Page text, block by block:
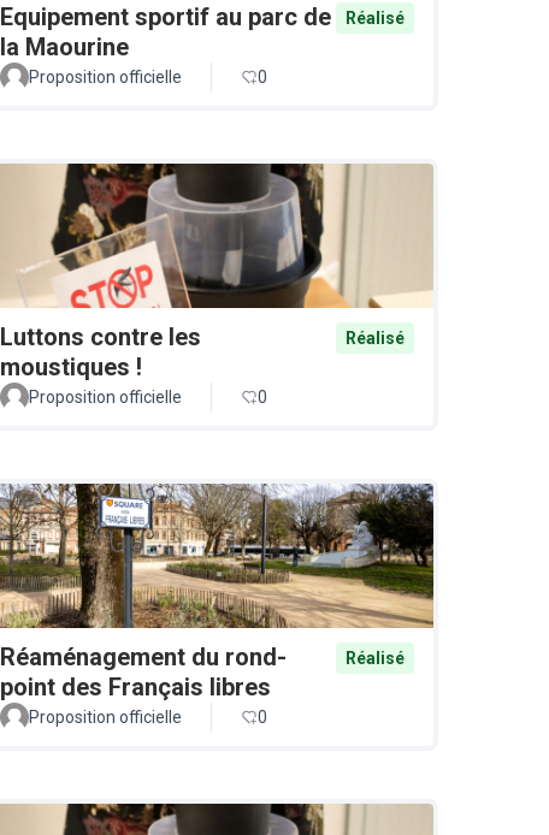
Equipement sportif au parc de
la Maourine
Réalisé
Proposition officielle 0
Luttons contre les
moustiques !
Réalisé
Proposition officielle 0
Réaménagement du rond-
point des Français libres
Réalisé
Proposition officielle 0